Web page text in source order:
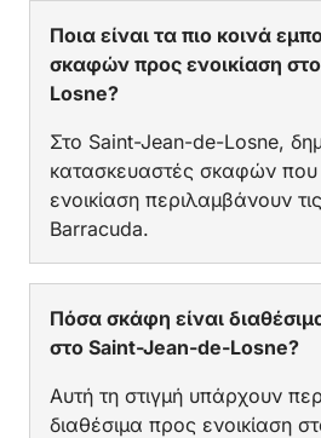
Ποια είναι τα πιο κοινά
σκαφών προς ενοικίαση
Losne?
Στο Saint-Jean-de-Losne,
κατασκευαστές σκαφών που
ενοικίαση περιλαμβάνουν
Barracuda.
Πόσα σκάφη είναι
στο Saint-Jean-de-Losne?
Αυτή τη στιγμή υπάρχουν
διαθέσιμα προς ενοικίαση